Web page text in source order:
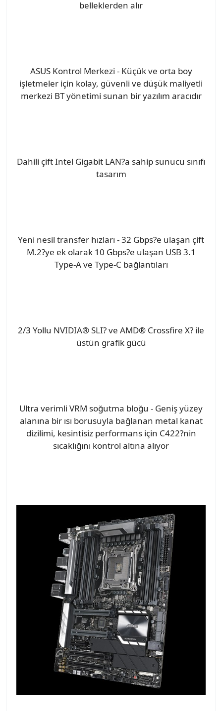
belleklerden alır
ASUS Kontrol Merkezi - Küçük ve orta boy
işletmeler için kolay, güvenli ve düşük maliyetli
merkezi BT yönetimi sunan bir yazılım aracıdır
Dahili çift Intel Gigabit LAN?a sahip sunucu sınıfı
tasarım
Yeni nesil transfer hızları - 32 Gbps?e ulaşan çift
M.2?ye ek olarak 10 Gbps?e ulaşan USB 3.1
Type-A ve Type-C bağlantıları
2/3 Yollu NVIDIA® SLI? ve AMD® Crossfire X? ile
üstün grafik gücü
Ultra verimli VRM soğutma bloğu - Geniş yüzey
alanına bir ısı borusuyla bağlanan metal kanat
dizilimi, kesintisiz performans için C422?nin
sıcaklığını kontrol altına alıyor